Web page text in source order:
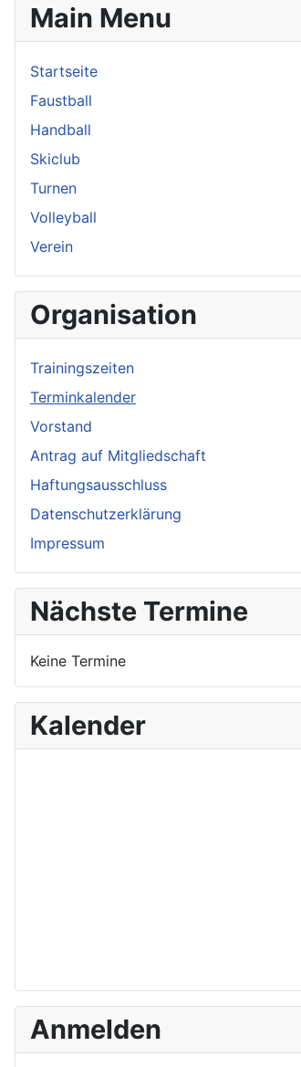
Main Menu
Startseite
Faustball
Handball
Skiclub
Turnen
Volleyball
Verein
Organisation
Trainingszeiten
Terminkalender
Vorstand
Antrag auf Mitgliedschaft
Haftungsausschluss
Datenschutzerklärung
Impressum
Nächste Termine
Keine Termine
Kalender
Anmelden